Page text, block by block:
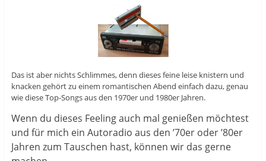
Das ist aber nichts Schlimmes, denn dieses feine leise knistern und
knacken gehört zu einem romantischen Abend einfach dazu, genau
wie diese Top-Songs aus den 1970er und 1980er Jahren.
Wenn du dieses Feeling auch mal genießen möchtest
und für mich ein Autoradio aus den ’70er oder ’80er
Jahren zum Tauschen hast, können wir das gerne